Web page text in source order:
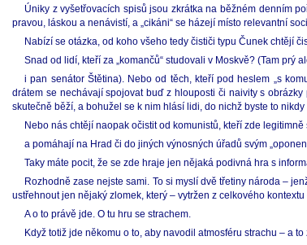
Úniky z vyšetřovacích spisů jsou zkrátka na běžném denním
pravou, láskou a nenávistí, a „cikáni“ se házejí místo relevantní
Nabízí se otázka, od koho všeho tedy čističi typu Čunek chtějí
Snad od lidí, kteří za „komančů“ studovali v Moskvě? (Tam prý
i pan senátor Štětina). Nebo od těch, kteří pod heslem „s
drátem se nechávají spojovat buď z hlouposti či naivity s
skutečně běží, a bohužel se k nim hlásí lidi, do nichž byste to
Nebo nás chtějí naopak očistit od komunistů, kteří zde
a pomáhají na Hrad či do jiných výnosných úřadů svým
Taky máte pocit, že se zde hraje jen nějaká podivná hra s
Rozhodně zase nejste sami. To si myslí dvě třetiny národa –
ustřehnout jen nějaký zlomek, který – vytržen z celkového
A o to právě jde. O tu hru se strachem.
Když totiž jde někomu o to, aby navodil atmosféru strachu – a